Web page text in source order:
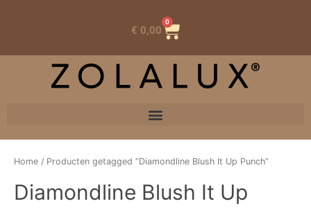
€ 0,00
0
Winkelwagen
Home / Producten getagged “Diamondline Blush It Up Punch”
Diamondline Blush It Up